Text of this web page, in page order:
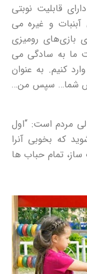
قابلیت نوبتی
و غیره می
بازی‌های رومیزی
ما به سادگی می
کنیم. به عنوان
شما… سپس من…
مردم است: “اول
که بخوبی آنرا
تمام حباب ها